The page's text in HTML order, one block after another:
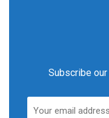
Subscribe